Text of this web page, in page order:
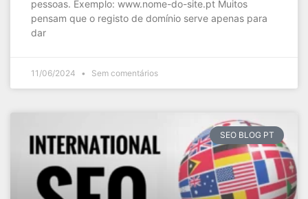
pessoas. Exemplo: www.nome-do-site.pt Muitos
pensam que o registo de domínio serve apenas para
dar
11/06/2024 Sem comentários
SEO BLOG PT